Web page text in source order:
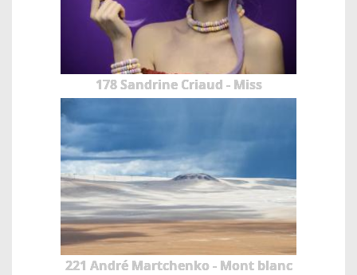
178 Sandrine Criaud - Miss
221 André Martchenko - Mont blanc